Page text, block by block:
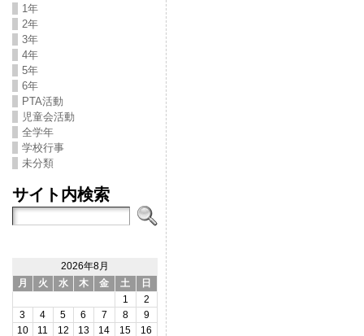
1年
2年
3年
4年
5年
6年
PTA活動
児童会活動
全学年
学校行事
未分類
サイト内検索
2026年8月
月
火 水 木 金 土 日
1
2
3
4 5 6 7 8
9
10
11 12 13 14 15
16